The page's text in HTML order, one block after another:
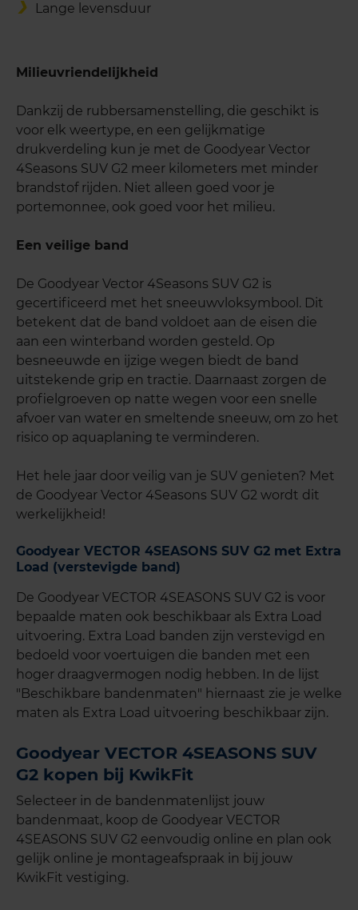
Lange levensduur
Milieuvriendelijkheid
Dankzij de rubbersamenstelling, die geschikt is
voor elk weertype, en een gelijkmatige
drukverdeling kun je met de Goodyear Vector
4Seasons SUV G2 meer kilometers met minder
brandstof rijden. Niet alleen goed voor je
portemonnee, ook goed voor het milieu.
Een veilige band
De Goodyear Vector 4Seasons SUV G2 is
gecertificeerd met het sneeuwvloksymbool. Dit
betekent dat de band voldoet aan de eisen die
aan een winterband worden gesteld. Op
besneeuwde en ijzige wegen biedt de band
uitstekende grip en tractie. Daarnaast zorgen de
profielgroeven op natte wegen voor een snelle
afvoer van water en smeltende sneeuw, om zo het
risico op aquaplaning te verminderen.
Het hele jaar door veilig van je SUV genieten? Met
de Goodyear Vector 4Seasons SUV G2 wordt dit
werkelijkheid!
Goodyear VECTOR 4SEASONS SUV G2 met Extra
Load (verstevigde band)
De Goodyear VECTOR 4SEASONS SUV G2 is voor
bepaalde maten ook beschikbaar als Extra Load
uitvoering. Extra Load banden zijn verstevigd en
bedoeld voor voertuigen die banden met een
hoger draagvermogen nodig hebben. In de lijst
"Beschikbare bandenmaten" hiernaast zie je welke
maten als Extra Load uitvoering beschikbaar zijn.
Goodyear VECTOR 4SEASONS SUV
G2 kopen bij KwikFit
Selecteer in de bandenmatenlijst jouw
bandenmaat, koop de Goodyear VECTOR
4SEASONS SUV G2 eenvoudig online en plan ook
gelijk online je montageafspraak in bij jouw
KwikFit vestiging.